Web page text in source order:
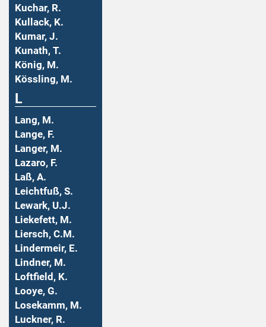
Kuchar, R.
Kullack, K.
Kumar, J.
Kunath, T.
König, M.
Kössling, M.
L
Lang, M.
Lange, F.
Langer, M.
Lazaro, F.
Laß, A.
Leichtfuß, S.
Lewark, U.J.
Liekefett, M.
Liersch, C.M.
Lindermeir, E.
Lindner, M.
Loftfield, K.
Looye, G.
Losekamm, M.
Luckner, R.